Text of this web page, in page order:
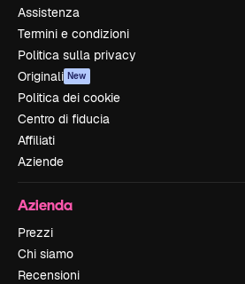
Assistenza
Termini e condizioni
Politica sulla privacy
Originali New
Politica dei cookie
Centro di fiducia
Affiliati
Aziende
Azienda
Prezzi
Chi siamo
Recensioni